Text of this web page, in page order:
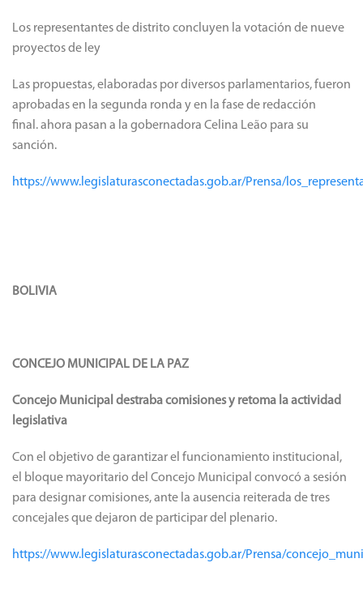
Los representantes de distrito concluyen la votación de nueve
proyectos de ley
Las propuestas, elaboradas por diversos parlamentarios, fueron
aprobadas en la segunda ronda y en la fase de redacción
final. ahora pasan a la gobernadora Celina Leão para su
sanción.
https://www.legislaturasconectadas.gob.ar/Prensa/
BOLIVIA
CONCEJO MUNICIPAL DE LA PAZ
Concejo Municipal destraba comisiones y retoma la actividad
legislativa
Con el objetivo de garantizar el funcionamiento institucional,
el bloque mayoritario del Concejo Municipal convocó a sesión
para designar comisiones, ante la ausencia reiterada de tres
concejales que dejaron de participar del plenario.
https://www.legislaturasconectadas.gob.ar/Prensa/